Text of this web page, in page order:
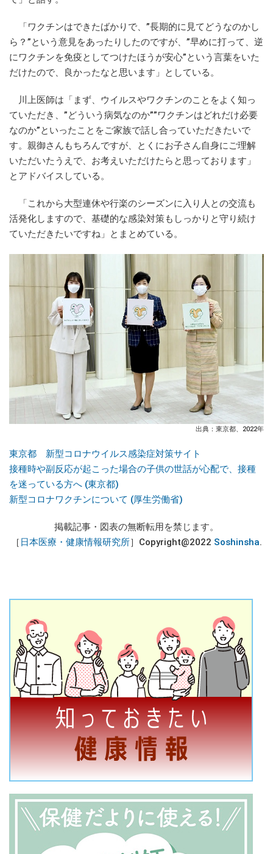
「ワクチンはできたばかりで、”長期的に見てどうなのかし
ら？”という意見をあったりしたのですが、”早めに打って、逆
にワクチンを免疫としてつけたほうが安心”という言葉をいた
だけたので、良かったなと思います」としている。
川上医師は「まず、ウイルスやワクチンのことをよく知っ
ていただき、”どういう病気なのか””ワクチンはどれだけ必要
なのか”といったことをご家族で話し合っていただきたいで
す。親御さんもちろんですが、とくにお子さん自身にご理解
いただいたうえで、お考えいただけたらと思っております」
とアドバイスしている。
「これから大型連休や行楽のシーズンに入り人との交流も
活発化しますので、基礎的な感染対策もしっかりと守り続け
ていただきたいですね」とまとめている。
出典：東京都、2022年
東京都 新型コロナウイルス感染症対策サイト
接種時や副反応が起こった場合の子供の世話が心配で、接種
を迷っている方へ (東京都)
新型コロナワクチンについて (厚生労働省)
掲載記事・図表の無断転用を禁じます。
［ 日本医療・健康情報研究所］Copyright@2022 Soshinsha.